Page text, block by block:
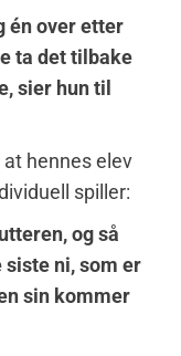
én over etter
ta det tilbake
sier hun til
hennes elev
spiller:
og så
ni, som er
sin kommer